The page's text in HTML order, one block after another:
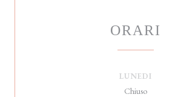
ORARI
LUNEDI
Chiuso